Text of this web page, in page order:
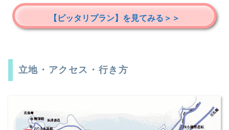
【ピッタリプラン】を見てみる＞＞
立地・アクセス・行き方